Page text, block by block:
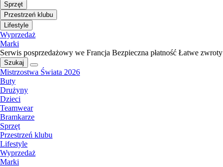
Sprzęt
Przestrzeń klubu
Lifestyle
Wyprzedaż
Marki
Serwis posprzedażowy we Francja Bezpieczna płatność Łatwe zwroty
Szukaj
Mistrzostwa Świata 2026
Buty
Drużyny
Dzieci
Teamwear
Bramkarze
Sprzęt
Przestrzeń klubu
Lifestyle
Wyprzedaż
Marki